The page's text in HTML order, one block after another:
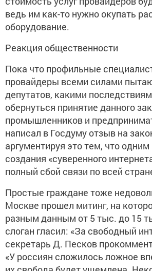
ведь им как-то нужно окупать
оборудование.
Реакция общественности
Пока что профильные
провайдеры всеми силами
депутатов, какими
обернуться принятие данного
промышленников и
написал в Госдуму отзыв на
аргументируя это тем, что
создания «суверенного
полный сбой связи по всей
Простые граждане тоже
Москве прошел митинг, на
разным данным от 5 тыс. до 15
слоган гласил: «За свободный
секретарь Д. Песков
«У россиян сложилось ложное